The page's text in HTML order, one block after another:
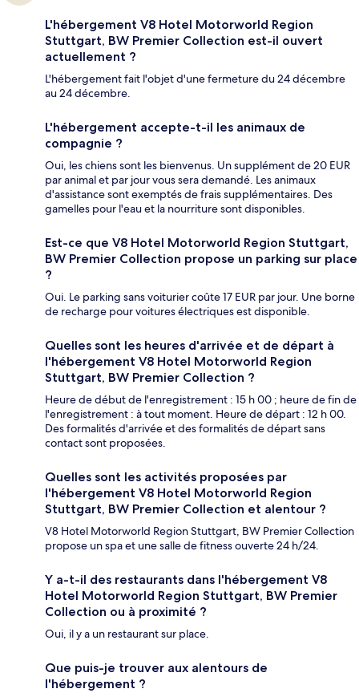
L'hébergement V8 Hotel Motorworld Region
Stuttgart, BW Premier Collection est-il ouvert
actuellement ?
L'hébergement fait l'objet d'une fermeture du 24 décembre
au 24 décembre.
L'hébergement accepte-t-il les animaux de
compagnie ?
Oui, les chiens sont les bienvenus. Un supplément de 20 EUR
par animal et par jour vous sera demandé. Les animaux
d'assistance sont exemptés de frais supplémentaires. Des
gamelles pour l'eau et la nourriture sont disponibles.
Est-ce que V8 Hotel Motorworld Region Stuttgart,
BW Premier Collection propose un parking sur place
?
Oui. Le parking sans voiturier coûte 17 EUR par jour. Une borne
de recharge pour voitures électriques est disponible.
Quelles sont les heures d'arrivée et de départ à
l'hébergement V8 Hotel Motorworld Region
Stuttgart, BW Premier Collection ?
Heure de début de l'enregistrement : 15 h 00 ; heure de fin de
l'enregistrement : à tout moment. Heure de départ : 12 h 00.
Des formalités d'arrivée et des formalités de départ sans
contact sont proposées.
Quelles sont les activités proposées par
l'hébergement V8 Hotel Motorworld Region
Stuttgart, BW Premier Collection et alentour ?
V8 Hotel Motorworld Region Stuttgart, BW Premier Collection
propose un spa et une salle de fitness ouverte 24 h/24.
Y a-t-il des restaurants dans l'hébergement V8
Hotel Motorworld Region Stuttgart, BW Premier
Collection ou à proximité ?
Oui, il y a un restaurant sur place.
Que puis-je trouver aux alentours de
l'hébergement ?